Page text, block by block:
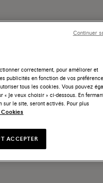
correctement, pour améliorer et
publicités en fonction de vos
tous les cookies. Vous pouvez
Je veux choisir » ci-dessous. En
le site, seront activés. Pour plus
ACCEPTER
Continuer